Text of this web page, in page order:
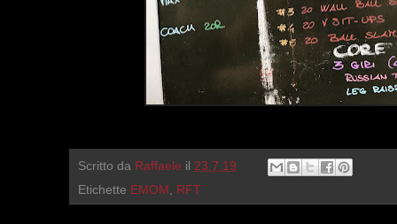
Scritto da Raffaele il 23.7.19
Etichette EMOM RFT